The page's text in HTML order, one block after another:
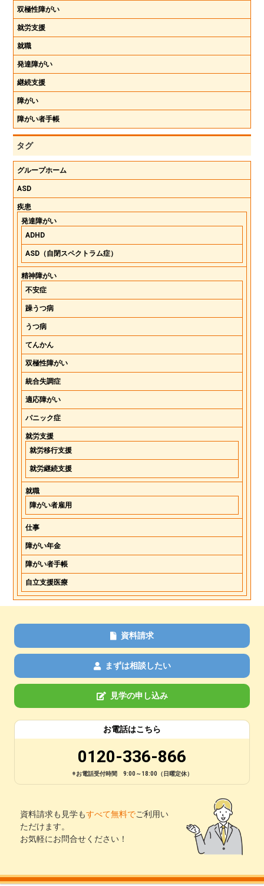
双極性障がい
就労支援
就職
発達障がい
継続支援
障がい
障がい者手帳
タグ
グループホーム
ASD
疾患
発達障がい
ADHD
ASD（自閉スペクトラム症）
精神障がい
不安症
躁うつ病
うつ病
てんかん
双極性障がい
統合失調症
適応障がい
パニック症
就労支援
就労移行支援
就労継続支援
就職
障がい者雇用
仕事
障がい年金
障がい者手帳
自立支援医療
資料請求
まずは相談したい
見学の申し込み
お電話はこちら
0120-336-866
※お電話受付時間 9:00～18:00（日曜定休）
資料請求も見学もすべて無料でご利用い
ただけます。
お気軽にお問合せください！